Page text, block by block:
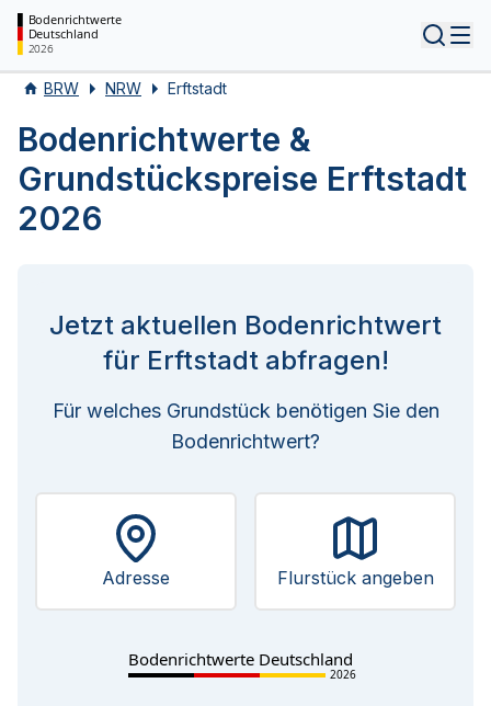
Bodenrichtwerte
Deutschland
2026
BRW NRW Erftstadt
Bodenrichtwerte &
Grundstückspreise Erftstadt
2026
Jetzt aktuellen Bodenrichtwert
für Erftstadt abfragen!
Für welches Grundstück benötigen Sie den
Bodenrichtwert?
Adresse Flurstück angeben
Bodenrichtwerte Deutschland
2026